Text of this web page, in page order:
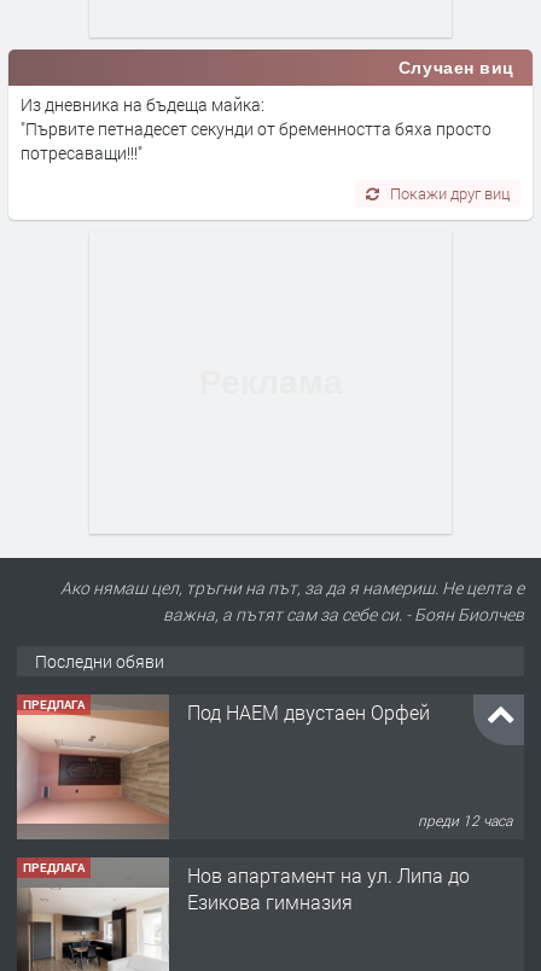
Случаен виц
Из дневника на бъдеща майка:
"Първите петнадесет секунди от бременността бяха просто
потресаващи!!!"
Покажи друг виц
Ако нямаш цел, тръгни на път, за да я намериш. Не целта е
важна, а пътят сам за себе си. - Боян Биолчев
Последни обяви
ПРЕДЛАГА Под НАЕМ двустаен Орфей
преди 12 часа
ПРЕДЛАГА
Нов апартамент на ул. Липа до
Езикова гимназия